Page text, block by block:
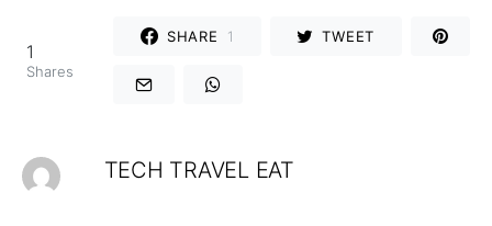
1
Shares
SHARE 1 TWEET
TECH TRAVEL EAT